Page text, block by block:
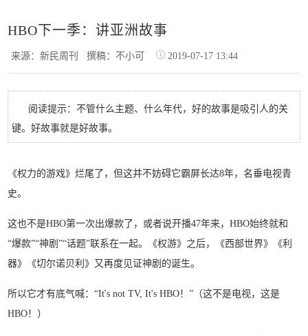
HBO下一季：讲亚洲故事
来源：新民周刊撰稿：不小可 2019-07-17 13:44
阅读提示：不管什么主题、什么年代，好的故事是吸引人的关
键。好故事就是好故事。
《权力的游戏》烂尾了，但这并不妨碍它霸屏长达8年，名垂电视青
史。
这也不是HBO第一次出爆款了，或者说开播47年来，HBO始终就和
“爆款”“神剧”“话题”联系在一起。《权游》之后，《西部世界》《利
器》《切尔诺贝利》又再度见证神剧的诞生。
所以它才有底气喊：“It's not TV, It's HBO！” （这不是电视，这是
HBO！）